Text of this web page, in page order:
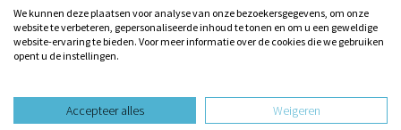
design website dooreen vraag
We kunnen deze plaatsen voor analyse van onze bezoekersgegevens, om onze
website te verbeteren, gepersonaliseerde inhoud te tonen en om u een geweldige
website-ervaring te bieden. Voor meer informatie over de cookies die we gebruiken
opent u de instellingen.
Accepteer alles Weigeren